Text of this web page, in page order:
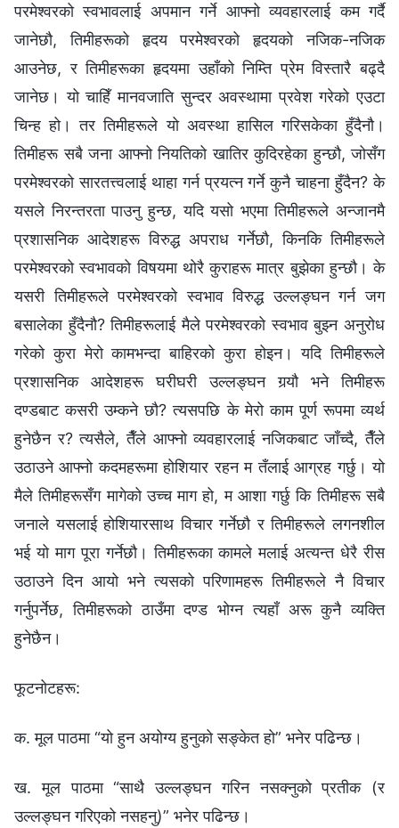
परमेश्‍वरको स्वभावलाई अपमान गर्ने आफ्नो व्यवहारलाई कम गर्दै
जानेछौ, तिमीहरूको हृदय परमेश्‍वरको हृदयको नजिक-नजिक
आउनेछ, र तिमीहरूका हृदयमा उहाँको निम्ति प्रेम विस्तारै बढ्दै
जानेछ। यो चाहिँ मानवजाति सुन्दर अवस्थामा प्रवेश गरेको एउटा
चिन्ह हो। तर तिमीहरूले यो अवस्था हासिल गरिसकेका हुँदैनौ।
तिमीहरू सबै जना आफ्नो नियतिको खातिर कुदिरहेका हुन्छौ, जोसँग
परमेश्‍वरको सारतत्त्वलाई थाहा गर्न प्रयत्‍न गर्ने कुनै चाहना हुँदैन? के
यसले निरन्तरता पाउनु हुन्छ, यदि यसो भएमा तिमीहरूले अन्जानमै
प्रशासनिक आदेशहरू विरुद्ध अपराध गर्नेछौ, किनकि तिमीहरूले
परमेश्‍वरको स्वभावको विषयमा थोरै कुराहरू मात्र बुझेका हुन्छौ। के
यसरी तिमीहरूले परमेश्‍वरको स्वभाव विरुद्ध उल्‍लङ्घन गर्न जग
बसालेका हुँदैनौ? तिमीहरूलाई मैले परमेश्‍वरको स्वभाव बुझ्‍न अनुरोध
गरेको कुरा मेरो कामभन्दा बाहिरको कुरा होइन। यदि तिमीहरूले
प्रशासनिक आदेशहरू घरीघरी उल्लङ्‍घन गर्‍यौ भने तिमीहरू
दण्डबाट कसरी उम्कने छौ? त्यसपछि के मेरो काम पूर्ण रूपमा व्यर्थ
हुनेछैन र? त्यसैले, तैँले आफ्नो व्यवहारलाई नजिकबाट जाँच्‍दै, तैँले
उठाउने आफ्नो कदमहरूमा होशियार रहन म तँलाई आग्रह गर्छु। यो
मैले तिमीहरूसँग मागेको उच्‍च माग हो, म आशा गर्छु कि तिमीहरू सबै
जनाले यसलाई होशियारसाथ विचार गर्नेछौ र तिमीहरूले लगनशील
भई यो माग पूरा गर्नेछौ। तिमीहरूका कामले मलाई अत्यन्त धेरै रीस
उठाउने दिन आयो भने त्यसको परिणामहरू तिमीहरूले नै विचार
गर्नुपर्नेछ, तिमीहरूको ठाउँमा दण्ड भोग्‍न त्यहाँ अरू कुनै व्यक्ति
हुनेछैन।
फूटनोटहरू:
क. मूल पाठमा “यो हुन अयोग्य हुनुको सङ्केत हो” भनेर पढिन्छ।
ख. मूल पाठमा “साथै उल्‍लङ्घन गरिन नसक्‍नुको प्रतीक (र
उल्‍लङ्घन गरिएको नसहनु)” भनेर पढिन्छ।